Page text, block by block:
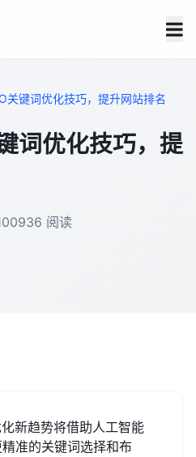
关键词优化技巧，提升网站排名
词优化技巧，提
阅读
新趋势将借助人工智能
准的关键词选择和布